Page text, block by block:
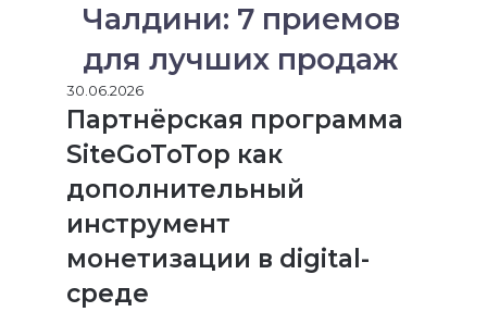
Чалдини: 7 приемов
для лучших продаж
30.06.2026
Партнёрская программа
SiteGoToTop как
дополнительный
инструмент
монетизации в digital-
среде